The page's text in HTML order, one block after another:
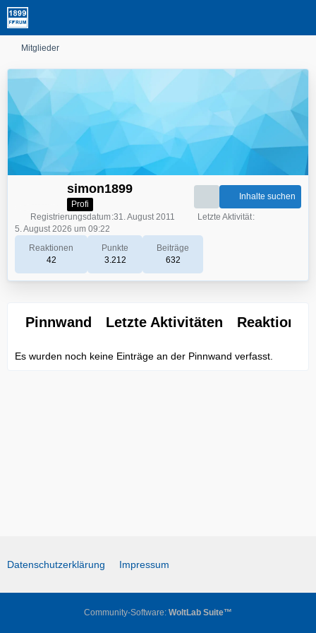
Mitglieder
simon1899
Profi
Reaktionen
42
Punkte
3.212
Beiträge
632
Inhalte suchen
Registrierungsdatum 31. August 2011
Letzte Aktivität
5. August 2026 um 09:22
Pinnwand Letzte Aktivitäten Reaktionen
Es wurden noch keine Einträge an der Pinnwand verfasst.
Datenschutzerklärung Impressum
Community-Software: WoltLab Suite™